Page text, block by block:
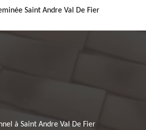
Saint Andre Val De Fier
à Saint Andre Val De Fier